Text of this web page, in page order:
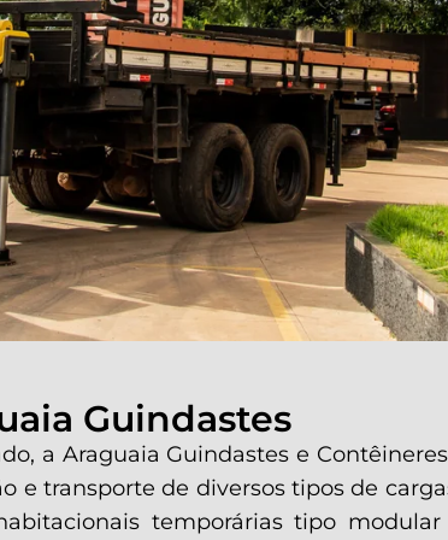
Guindastes
a Araguaia Guindastes e
e transporte de diversos tipos de
temporárias tipo